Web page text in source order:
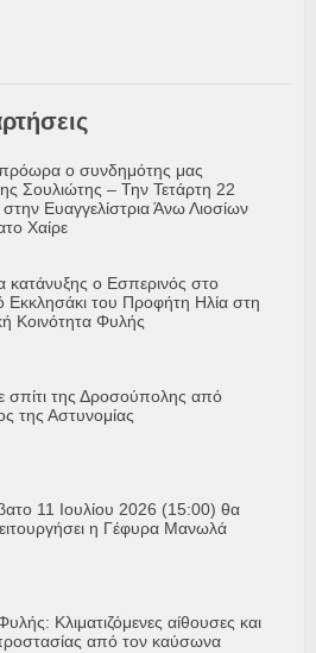
ο συνδημότης μας
Σουλιώτης – Την Τετάρτη 22
στην Ευαγγελίστρια Άνω Λιοσίων
Χαίρε
κατάνυξης ο Εσπερινός στο
Εκκλησάκι του Προφήτη Ηλία στη
Κοινότητα Φυλής
σπίτι της Δροσούπολης από
της Αστυνομίας
11 Ιουλίου 2026 (15:00) θα
η Γέφυρα Μανωλά
Κλιματιζόμενες αίθουσες και
από τον καύσωνα